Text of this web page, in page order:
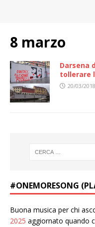
8 marzo
Darsena
tollerare
20/03/2018
#ONEMORESONG
Buona musica per chi
2025 aggiornato quando